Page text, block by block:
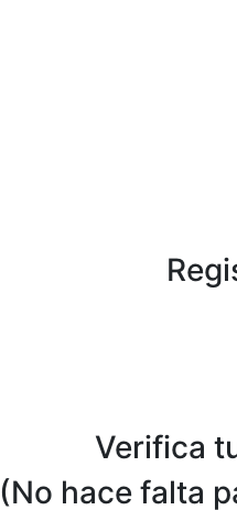
Verifica
(No hace falta